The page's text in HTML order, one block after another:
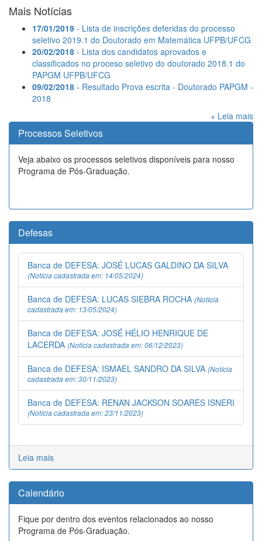
Mais Notícias
17/01/2019 - Lista de inscrições deferidas do processo
seletivo 2019.1 do Doutorado em Matemática UFPB/UFCG
20/02/2018 - Lista dos candidatos aprovados e
classificados no proceso seletivo do doutorado 2018.1 do
PAPGM UFPB/UFCG
09/02/2018 - Resultado Prova escrita - Doutorado PAPGM -
2018
+ Leia mais
Processos Seletivos
Veja abaixo os processos seletivos disponíveis para nosso
Programa de Pós-Graduação.
Defesas
Banca de DEFESA: JOSÉ LUCAS GALDINO DA SILVA
(Notícia cadastrada em: 14/05/2024)
Banca de DEFESA: LUCAS SIEBRA ROCHA (Notícia
cadastrada em: 13/05/2024)
Banca de DEFESA: JOSÉ HÉLIO HENRIQUE DE
LACERDA (Notícia cadastrada em: 06/12/2023)
Banca de DEFESA: ISMAEL SANDRO DA SILVA (Notícia
cadastrada em: 30/11/2023)
Banca de DEFESA: RENAN JACKSON SOARES ISNERI
(Notícia cadastrada em: 23/11/2023)
Leia mais
Calendário
Fique por dentro dos eventos relacionados ao nosso
Programa de Pós-Graduação.